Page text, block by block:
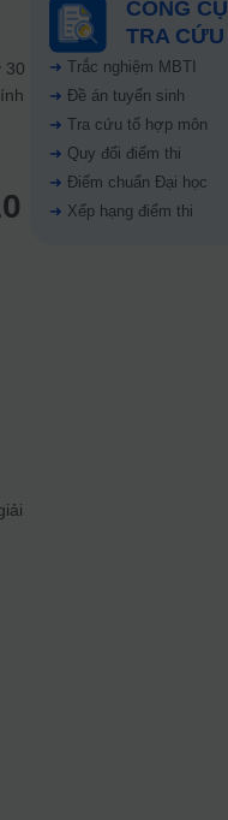
30
CÔNG CỤ
TRA CỨU
➜ Trắc nghiệm MBTI
➜ Đề án tuyển sinh
➜ Tra cứu tổ hợp môn
➜ Quy đổi điểm thi
➜ Điểm chuẩn Đại học
➜ Xếp hạng điểm thi